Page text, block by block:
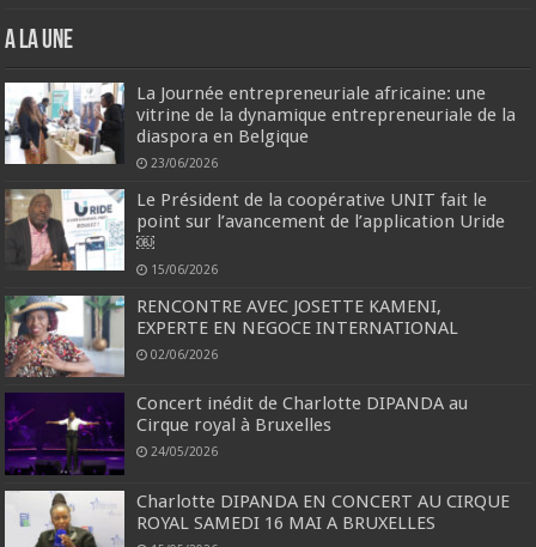
A la une
La Journée entrepreneuriale africaine: une
vitrine de la dynamique entrepreneuriale de la
diaspora en Belgique
23/06/2026
Le Président de la coopérative UNIT fait le
point sur l’avancement de l’application Uride
￼
15/06/2026
RENCONTRE AVEC JOSETTE KAMENI,
EXPERTE EN NEGOCE INTERNATIONAL
02/06/2026
Concert inédit de Charlotte DIPANDA au
Cirque royal à Bruxelles
24/05/2026
Charlotte DIPANDA EN CONCERT AU CIRQUE
ROYAL SAMEDI 16 MAI A BRUXELLES